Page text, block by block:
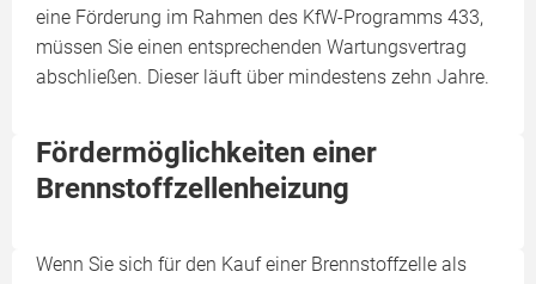
eine Förderung im Rahmen des KfW-Programms 433,
müssen Sie einen entsprechenden Wartungsvertrag
abschließen. Dieser läuft über mindestens zehn Jahre.
Fördermöglichkeiten einer
Brennstoffzellenheizung
Wenn Sie sich für den Kauf einer Brennstoffzelle als